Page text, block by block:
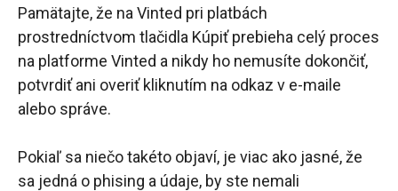
Pamätajte, že na Vinted pri platbách
prostredníctvom tlačidla Kúpiť prebieha celý proces
na platforme Vinted a nikdy ho nemusíte dokončiť,
potvrdiť ani overiť kliknutím na odkaz v e-maile
alebo správe.
Pokiaľ sa niečo takéto objaví, je viac ako jasné, že
sa jedná o phising a údaje, by ste nemali